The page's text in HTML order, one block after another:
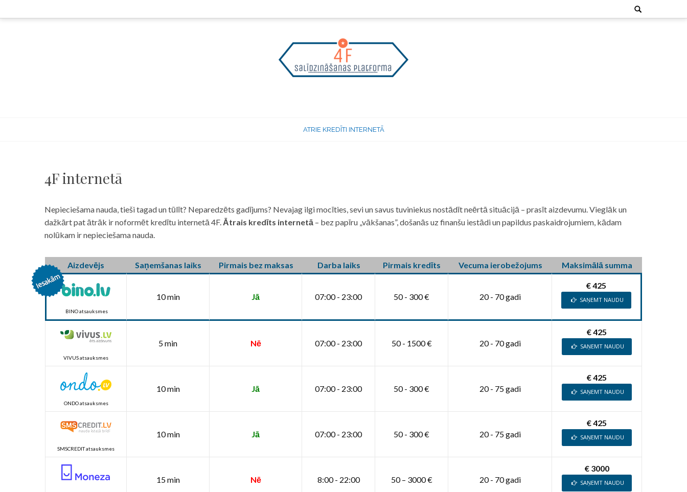
to
Search
for:
ATRIE KREDĪTI INTERNETĀ
4F internetā
Nepieciešama nauda, tieši tagad un tūlīt? Neparedzēts gadījums? Nevajag ilgi mocīties, sevi un savus tuviniekus nostādīt neērtā situācijā – prasīt aizdevumu. Vieglāk un
dažkārt pat ātrāk ir noformēt kredītu internetā 4F. Ātrais kredīts internetā – bez papīru „vākšanas”, došanās uz finanšu iestādi un papildus paskaidrojumiem, kādam
nolūkam ir nepieciešama nauda.
Aizdevējs Saņemšanas laiks Pirmais bez maksas Darba laiks Pirmais kredīts Vecuma ierobežojums Maksimālā summa
BINO atsauksmes
10 min Jā 07:00 - 23:00 50 - 300 € 20 - 70 gadi
€ 425
SAŅEMT NAUDU
VIVUS atsauksmes
5 min Nē 07:00 - 23:00 50 - 1500 € 20 - 70 gadi
€ 425
SAŅEMT NAUDU
ONDO atsauksmes
10 min Jā 07:00 - 23:00 50 - 300 € 20 - 75 gadi
€ 425
SAŅEMT NAUDU
SMSCREDIT atsauksmes
10 min Jā 07:00 - 23:00 50 - 300 € 20 - 75 gadi
€ 425
SAŅEMT NAUDU
15 min Nē 8:00 - 22:00 50 – 3000 € 20 - 70 gadi
€ 3000
SAŅEMT NAUDU